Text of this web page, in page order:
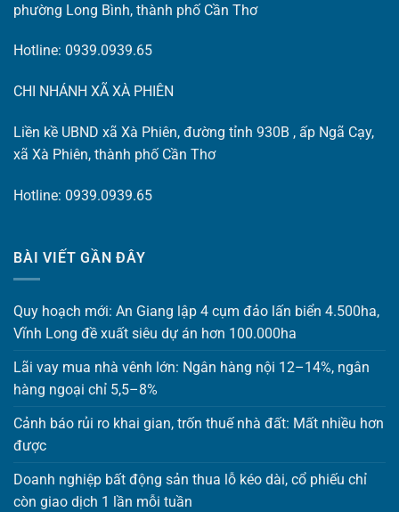
phường Long Bình, thành phố Cần Thơ
Hotline: 0939.0939.65
CHI NHÁNH XÃ XÀ PHIÊN
Liền kề UBND xã Xà Phiên, đường tỉnh 930B , ấp Ngã Cạy,
xã Xà Phiên, thành phố Cần Thơ
Hotline: 0939.0939.65
BÀI VIẾT GẦN ĐÂY
Quy hoạch mới: An Giang lập 4 cụm đảo lấn biển 4.500ha,
Vĩnh Long đề xuất siêu dự án hơn 100.000ha
Lãi vay mua nhà vênh lớn: Ngân hàng nội 12–14%, ngân
hàng ngoại chỉ 5,5–8%
Cảnh báo rủi ro khai gian, trốn thuế nhà đất: Mất nhiều hơn
được
Doanh nghiệp bất động sản thua lỗ kéo dài, cổ phiếu chỉ
còn giao dịch 1 lần mỗi tuần